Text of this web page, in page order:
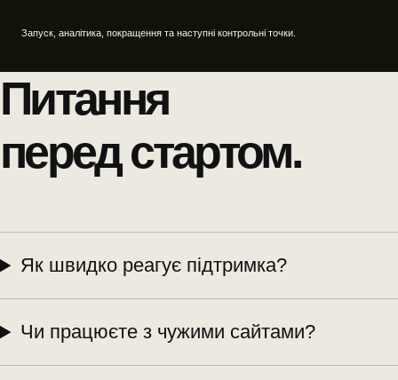
Запуск, аналітика, покращення та наступні контрольні точки.
Питання
перед стартом.
Як швидко реагує підтримка?
Чи працюєте з чужими сайтами?